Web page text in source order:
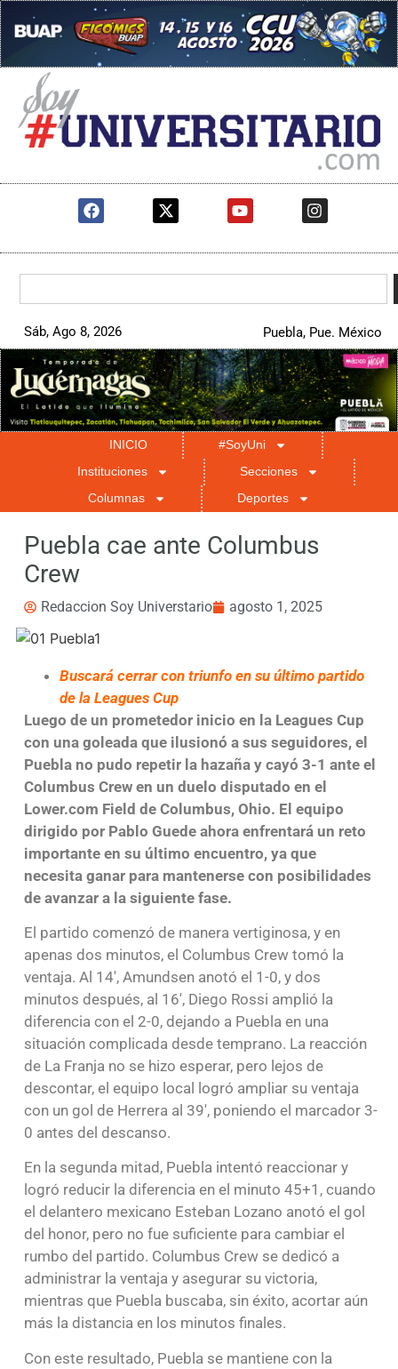
Sáb, Ago 8, 2026 Puebla, Pue. México
INICIO
#SoyUni
Instituciones
Secciones
Columnas
Deportes
Puebla cae ante Columbus
Crew
Redaccion Soy Universtario agosto 1, 2025
Buscará cerrar con triunfo en su último partido
de la Leagues Cup
Luego de un prometedor inicio en la Leagues Cup
con una goleada que ilusionó a sus seguidores, el
Puebla no pudo repetir la hazaña y cayó 3-1 ante el
Columbus Crew en un duelo disputado en el
Lower.com Field de Columbus, Ohio. El equipo
dirigido por Pablo Guede ahora enfrentará un reto
importante en su último encuentro, ya que
necesita ganar para mantenerse con posibilidades
de avanzar a la siguiente fase.
El partido comenzó de manera vertiginosa, y en
apenas dos minutos, el Columbus Crew tomó la
ventaja. Al 14′, Amundsen anotó el 1-0, y dos
minutos después, al 16′, Diego Rossi amplió la
diferencia con el 2-0, dejando a Puebla en una
situación complicada desde temprano. La reacción
de La Franja no se hizo esperar, pero lejos de
descontar, el equipo local logró ampliar su ventaja
con un gol de Herrera al 39′, poniendo el marcador 3-
0 antes del descanso.
En la segunda mitad, Puebla intentó reaccionar y
logró reducir la diferencia en el minuto 45+1, cuando
el delantero mexicano Esteban Lozano anotó el gol
del honor, pero no fue suficiente para cambiar el
rumbo del partido. Columbus Crew se dedicó a
administrar la ventaja y asegurar su victoria,
mientras que Puebla buscaba, sin éxito, acortar aún
más la distancia en los minutos finales.
Con este resultado, Puebla se mantiene con la